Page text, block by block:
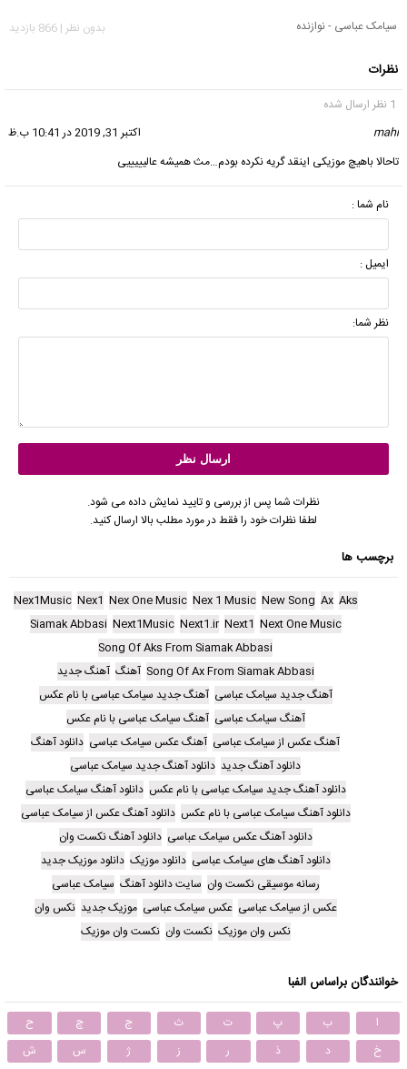
سیامک عباسی - نوازنده
بدون نظر | 866 بازدید
نظرات
1 نظر ارسال شده
mahi
اکتبر 31, 2019 در 10:41 ب.ظ
تاحالا باهیچ موزیکی اینقد گریه نکرده بودم…مث همیشه عالیییییی
نام شما :
ایمیل :
نظر شما:
نظرات شما پس از بررسی و تایید نمایش داده می شود.
لطفا نظرات خود را فقط در مورد مطلب بالا ارسال کنید.
برچسب ها
Aks
Ax
New Song
Nex 1 Music
Nex One Music
Nex1
Nex1Music
Next One Music
Next1
Next1.ir
Next1Music
Siamak Abbasi
Song Of Aks From Siamak Abbasi
Song Of Ax From Siamak Abbasi آهنگ آهنگ جدید
آهنگ جدید سیامک عباسی آهنگ جدید سیامک عباسی با نام عکس
آهنگ سیامک عباسی آهنگ سیامک عباسی با نام عکس
آهنگ عکس از سیامک عباسی آهنگ عکس سیامک عباسی دانلود آهنگ
دانلود آهنگ جدید دانلود آهنگ جدید سیامک عباسی
دانلود آهنگ جدید سیامک عباسی با نام عکس دانلود آهنگ سیامک عباسی
دانلود آهنگ سیامک عباسی با نام عکس دانلود آهنگ عکس از سیامک عباسی
دانلود آهنگ عکس سیامک عباسی دانلود آهنگ نکست وان
دانلود آهنگ های سیامک عباسی دانلود موزیک دانلود موزیک جدید
رسانه موسیقی نکست وان سایت دانلود آهنگ سیامک عباسی
عکس از سیامک عباسی عکس سیامک عباسی موزیک جدید نکس وان
نکس وان موزیک نکست وان نکست وان موزیک
خوانندگان براساس الفبا
ا ب پ ت ث ج چ
ح
خ
د ذ ر ز ژ س
ش